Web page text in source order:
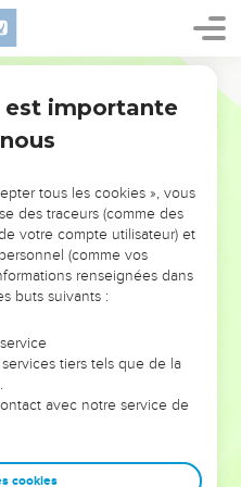
L’ÉVÉNEMENT
!
VOUS ÉVITER LES
?
moins les doutes, les erreurs
alors même que ce
ont façonnés.
et responsables
afin que leurs erreurs
est importante
tous les cookies », vous
des traceurs (comme des
votre compte utilisateur) et
(comme vos
renseignées dans
buts suivants :
tiers tels que de la
avec notre service de
cookies